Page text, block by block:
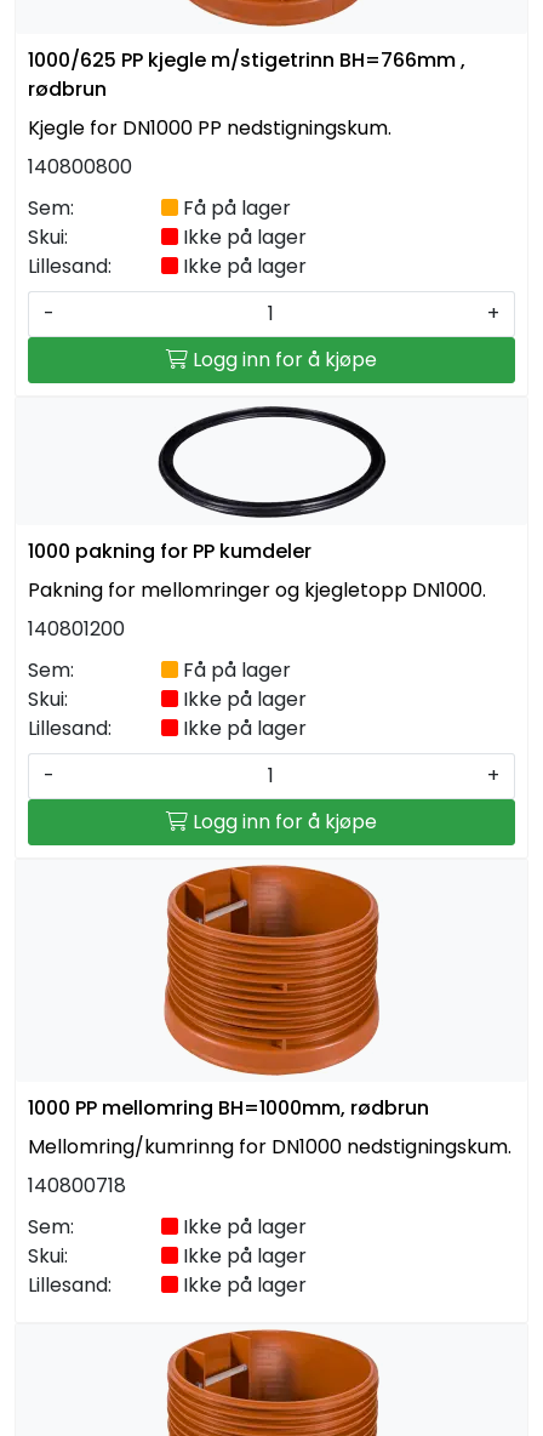
1000/625 PP kjegle m/stigetrinn BH=766mm ,
rødbrun
Kjegle for DN1000 PP nedstigningskum.
140800800
Sem:
Få på lager
Skui:
Ikke på lager
Lillesand:
Ikke på lager
-
+
Logg inn for å kjøpe
1000 pakning for PP kumdeler
Pakning for mellomringer og kjegletopp DN1000.
140801200
Sem:
Få på lager
Skui:
Ikke på lager
Lillesand:
Ikke på lager
-
+
Logg inn for å kjøpe
1000 PP mellomring BH=1000mm, rødbrun
Mellomring/kumrinng for DN1000 nedstigningskum.
140800718
Sem:
Ikke på lager
Skui:
Ikke på lager
Lillesand:
Ikke på lager
Kabelrør og kabelkummer
Geosynteter
Isolasjon
Grunnmursplast
Betongkummer og justeringsringer
Verktøy og tilbehør
Referanseprosjekter